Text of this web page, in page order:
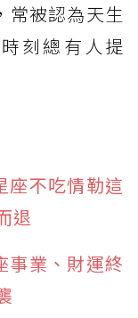
常被認為天生
刻總有人提
座不吃情勒這
退
事業、財運終